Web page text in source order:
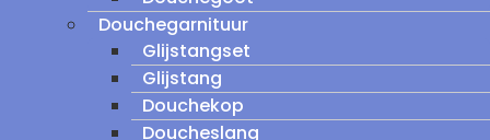
Douchegarnituur
Glijstangset
Glijstang
Douchekop
Doucheslang